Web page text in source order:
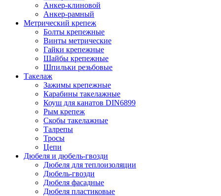
Анкер-клиновой
Анкер-рамный
Метрический крепеж
Болты крепежные
Винты метрические
Гайки крепежные
Шайбы крепежные
Шпильки резьбовые
Такелаж
Зажимы крепежные
Карабины такелажные
Коуш для канатов DIN6899
Рым крепеж
Скобы такелажные
Талрепы
Тросы
Цепи
Дюбеля и дюбель-гвозди
Дюбеля для теплоизоляции
Дюбель-гвозди
Дюбеля фасадные
Дюбеля пластиковые